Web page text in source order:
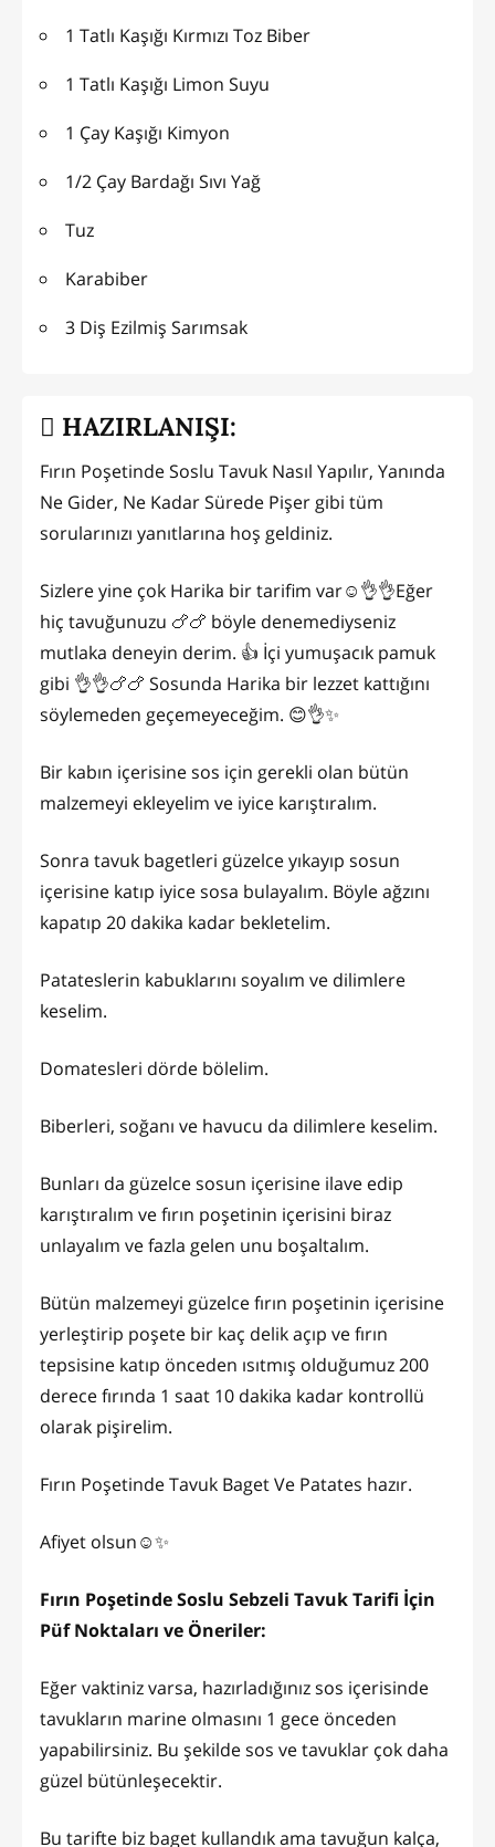
1 Tatlı Kaşığı Kırmızı Toz Biber
1 Tatlı Kaşığı Limon Suyu
1 Çay Kaşığı Kimyon
1/2 Çay Bardağı Sıvı Yağ
Tuz
Karabiber
3 Diş Ezilmiş Sarımsak
HAZIRLANIŞI:
Fırın Poşetinde Soslu Tavuk Nasıl Yapılır, Yanında
Ne Gider, Ne Kadar Sürede Pişer gibi tüm
sorularınızı yanıtlarına hoş geldiniz.
Sizlere yine çok Harika bir tarifim var☺️👌👌Eğer
hiç tavuğunuzu 🍗🍗 böyle denemediyseniz
mutlaka deneyin derim. 👍 İçi yumuşacık pamuk
gibi 👌👌🍗🍗 Sosunda Harika bir lezzet kattığını
söylemeden geçemeyeceğim. 😊👌✨
Bir kabın içerisine sos için gerekli olan bütün
malzemeyi ekleyelim ve iyice karıştıralım.
Sonra tavuk bagetleri güzelce yıkayıp sosun
içerisine katıp iyice sosa bulayalım. Böyle ağzını
kapatıp 20 dakika kadar bekletelim.
Patateslerin kabuklarını soyalım ve dilimlere
keselim.
Domatesleri dörde bölelim.
Biberleri, soğanı ve havucu da dilimlere keselim.
Bunları da güzelce sosun içerisine ilave edip
karıştıralım ve fırın poşetinin içerisini biraz
unlayalım ve fazla gelen unu boşaltalım.
Bütün malzemeyi güzelce fırın poşetinin içerisine
yerleştirip poşete bir kaç delik açıp ve fırın
tepsisine katıp önceden ısıtmış olduğumuz 200
derece fırında 1 saat 10 dakika kadar kontrollü
olarak pişirelim.
Fırın Poşetinde Tavuk Baget Ve Patates hazır.
Afiyet olsun☺️✨
Fırın Poşetinde Soslu Sebzeli Tavuk Tarifi İçin
Püf Noktaları ve Öneriler:
Eğer vaktiniz varsa, hazırladığınız sos içerisinde
tavukların marine olmasını 1 gece önceden
yapabilirsiniz. Bu şekilde sos ve tavuklar çok daha
güzel bütünleşecektir.
Bu tarifte biz baget kullandık ama tavuğun kalça,